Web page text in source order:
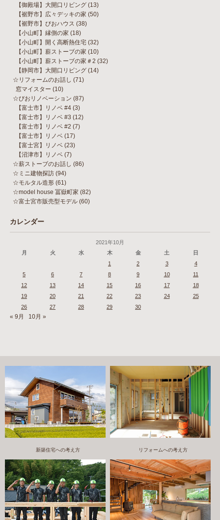
【御殿場】大開口リビング (13)
【裾野市】広々デッキの家 (50)
【裾野市】びおハウス (38)
【小山町】縁側の家 (18)
【小山町】開く高断熱住宅 (32)
【小山町】薪ストーブの家 (10)
【小山町】薪ストーブの家＃2 (32)
【静岡市】大開口リビング (14)
☆リフォームのお話し (71)
窓マイスター (10)
☆びおリノベーション (87)
【富士市】リノベ #4 (3)
【富士市】リノベ #3 (12)
【富士市】リノベ #2 (7)
【富士市】リノベ (17)
【富士宮】リノベ (23)
【沼津市】リノベ (7)
☆薪ストーブのお話し (86)
☆ミニ建物探訪 (94)
☆モルタル造形 (61)
☆model house 冨嶽町家 (82)
☆富士宮市販売型モデル (60)
カレンダー
2021年10月
月
火 水 木 金 土
日
1
2 3
4
5
6 7 8 9 10
11
12
13 14 15 16 17
18
19
20 21 22 23 24
25
26
27 28 29 30
« 9月 10月 »
新築住宅への考え方 リフォームへの考え方